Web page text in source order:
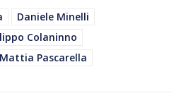
Daniele Minelli
Colaninno
Mattia Pascarella